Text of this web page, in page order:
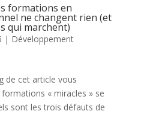
formations en
ne changent rien (et
qui marchent)
| Développement
de cet article vous
« miracles » se
sont les trois défauts de